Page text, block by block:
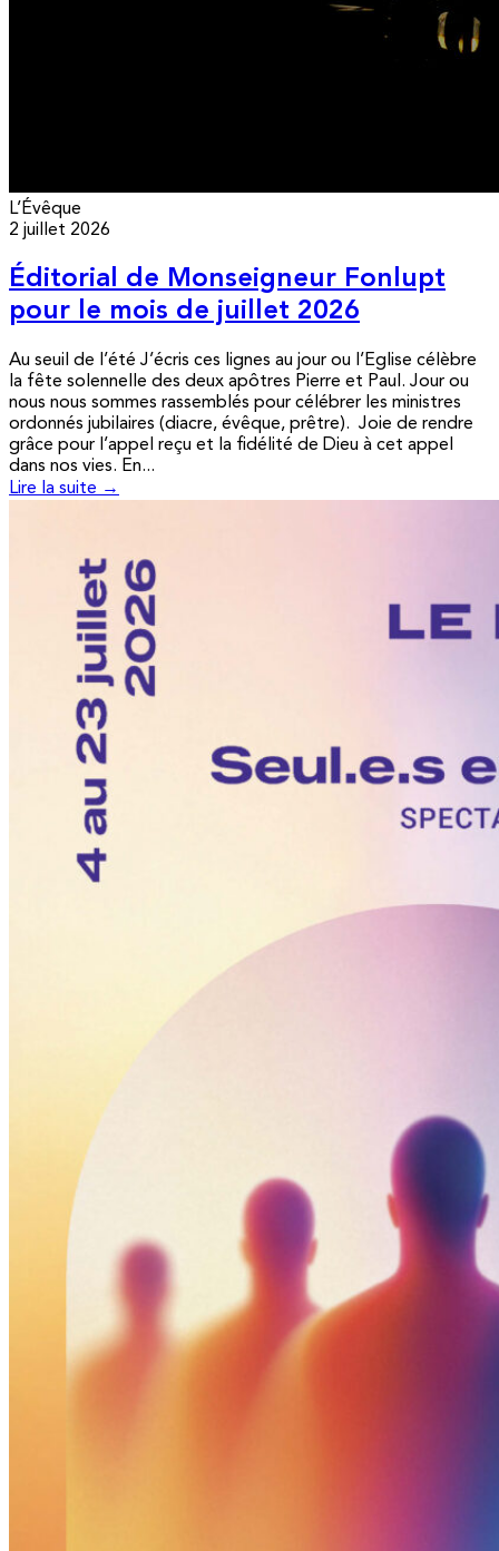
L’Évêque
2 juillet 2026
Éditorial de Monseigneur Fonlupt
pour le mois de juillet 2026
Au seuil de l’été J’écris ces lignes au jour ou l’Eglise célèbre
la fête solennelle des deux apôtres Pierre et Paul. Jour ou
nous nous sommes rassemblés pour célébrer les ministres
ordonnés jubilaires (diacre, évêque, prêtre). Joie de rendre
grâce pour l’appel reçu et la fidélité de Dieu à cet appel
dans nos vies. En...
Lire la suite →